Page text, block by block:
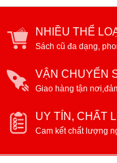
NHIỀU THỂ
Sách cũ đa dạng,
VẬN CHUYỂN
Giao hàng tận
UY TÍN, CHẤT
Cam kết chất lượng